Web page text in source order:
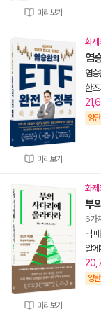
미리보기
미리보기
화제
염
염승
한즈
양
미리보기
화제
부
6가
닉
알
양